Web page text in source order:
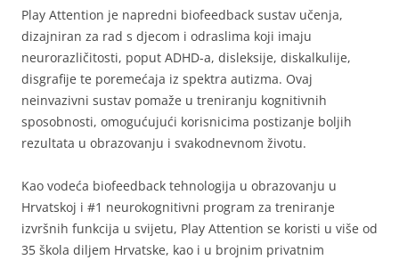
Play Attention je napredni biofeedback sustav učenja,
dizajniran za rad s djecom i odraslima koji imaju
neurorazličitosti, poput ADHD-a, disleksije, diskalkulije,
disgrafije te poremećaja iz spektra autizma. Ovaj
neinvazivni sustav pomaže u treniranju kognitivnih
sposobnosti, omogućujući korisnicima postizanje boljih
rezultata u obrazovanju i svakodnevnom životu.
Kao vodeća biofeedback tehnologija u obrazovanju u
Hrvatskoj i #1 neurokognitivni program za treniranje
izvršnih funkcija u svijetu, Play Attention se koristi u više od
35 škola diljem Hrvatske, kao i u brojnim privatnim